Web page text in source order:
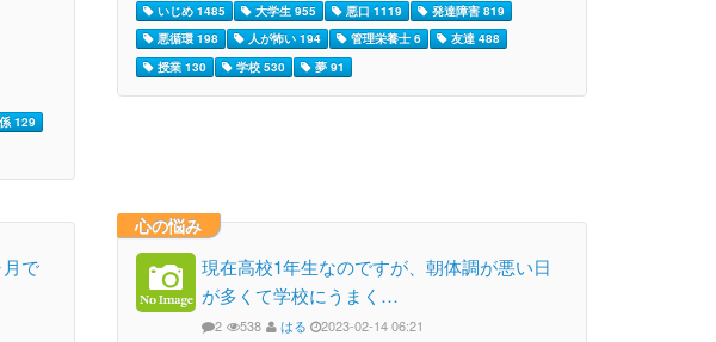
129
いじめ 1485 大学生 955 悪口 1119
発達障害 819
悪循環 198
人が怖い 194 管理栄養士 6
友達 488
授業 130
学校 530 夢 91
で
心の悩み
現在高校1年生なのですが、朝体調が悪い日
が多くて学校にうまく…
2 538 はる 2023-02-14 06:21